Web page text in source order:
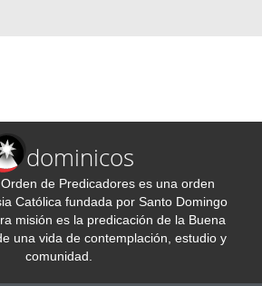
dominicos
de Predicadores es una orden
Católica fundada por Santo Domingo
misión es la predicación de la Buena
una vida de contemplación, estudio y
comunidad.